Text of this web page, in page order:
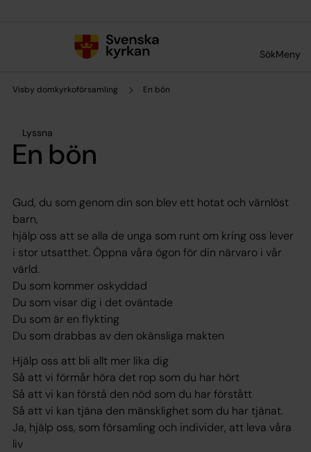
SökMeny
Visby domkyrkoförsamling En bön
Lyssna
En bön
Gud, du som genom din son blev ett hotat och värnlöst
barn,
hjälp oss att se alla de unga som runt om kring oss lever
i stor utsatthet. Öppna våra ögon för din närvaro i vår
värld.
Du som kommer oskyddad
Du som visar dig i det oväntade
Du som är en flykting
Du som drabbas av den okänsliga makten
Hjälp oss att bli allt mer lika dig
Så att vi förmår höra det rop som du har hört
Så att vi kan förstå den nöd som du har förstått
Så att vi kan tjäna den mänsklighet som du har tjänat.
Ja, hjälp oss, som församling och individer, att leva våra
liv